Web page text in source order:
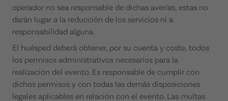
operador no sea responsable de dichas averías, estas no
darán lugar a la reducción de los servicios ni a
responsabilidad alguna.
El huésped deberá obtener, por su cuenta y coste, todos
los permisos administrativos necesarios para la
realización del evento. Es responsable de cumplir con
dichos permisos y con todas las demás disposiciones
legales aplicables en relación con el evento. Las multas